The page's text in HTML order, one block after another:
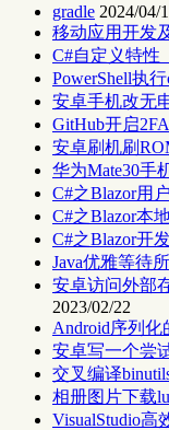
gradle 2024/04/
移动应用开发
C#自定义特性
PowerShell执
安卓手机改无
GitHub开启
安卓刷机刷
华为Mate30手
C#之Blazor用
C#之Blazor本
C#之Blazor开
Java优雅等待
安卓访问外部
2023/02/22
Android序列
安卓写一个尝
交叉编译
相册图片下载
VisualStudio高